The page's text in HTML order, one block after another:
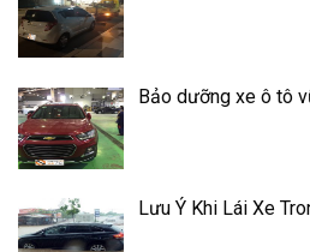
Bảo dưỡng xe ô tô
Lưu Ý Khi Lái Xe